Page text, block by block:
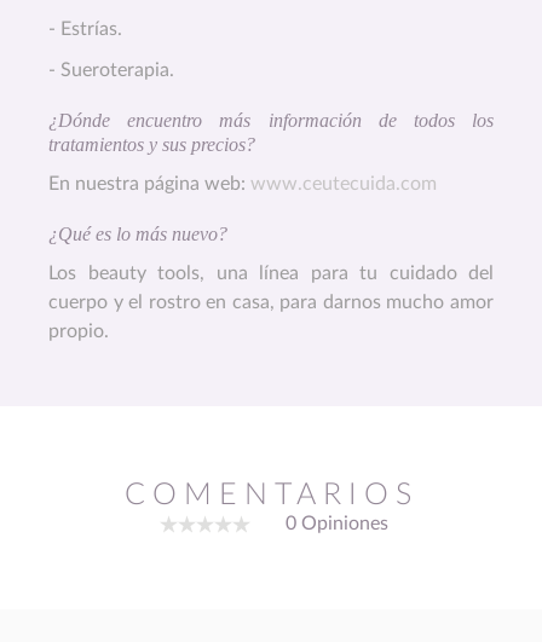
- Estrías.
- Sueroterapia.
¿Dónde encuentro más información de todos los
tratamientos y sus precios?
En nuestra página web: www.ceutecuida.com
¿Qué es lo más nuevo?
Los beauty tools, una línea para tu cuidado del
cuerpo y el rostro en casa, para darnos mucho amor
propio.
COMENTARIOS
0 Opiniones